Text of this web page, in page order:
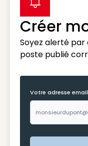
Créer
Soyez alerté par
poste publié
label icon
Votre adresse email